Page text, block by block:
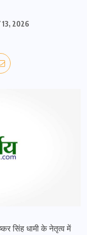
13, 2026
सिंह धामी के नेतृत्व में